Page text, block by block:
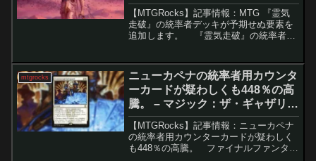
【MTGRocks】記事情報：MTG 『霊気
走破』の統率者デッキが予期せぬ要素を
追加します。 『霊気走破』の統率者デ
れています。これらのデッキは、単なる
追加製品に...
mtgrocks
ニューカペナの統率者用カウンタ
ーカードが疑わしくも448％の高
騰。 – マジック：ザ・ギャザリン
グ
【MTGRocks】記事情報：ニューカペナ
の統率者用カウンターカードが疑わしく
も448％の高騰。 ファイナルファンタジ